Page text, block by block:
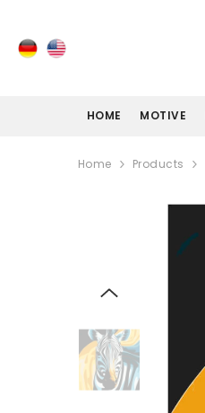
HOME MOTIVE
Home Products